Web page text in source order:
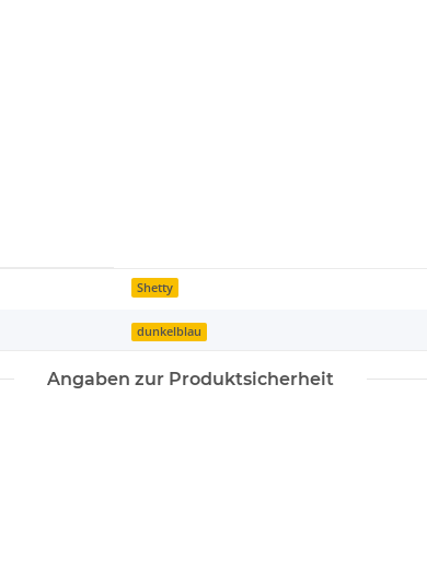
Shetty
dunkelblau
Angaben zur Produktsicherheit